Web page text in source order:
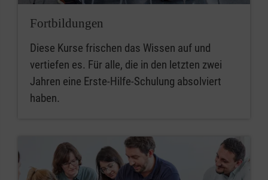
Fortbildungen
Diese Kurse frischen das Wissen auf und
vertiefen es. Für alle, die in den letzten zwei
Jahren eine Erste-Hilfe-Schulung absolviert
haben.